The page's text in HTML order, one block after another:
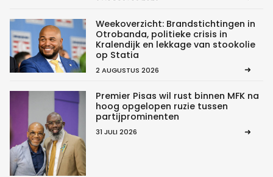
Weekoverzicht: Brandstichtingen in
Otrobanda, politieke crisis in
Kralendijk en lekkage van stookolie
op Statia
2 AUGUSTUS 2026
Premier Pisas wil rust binnen MFK na
hoog opgelopen ruzie tussen
partijprominenten
31 JULI 2026